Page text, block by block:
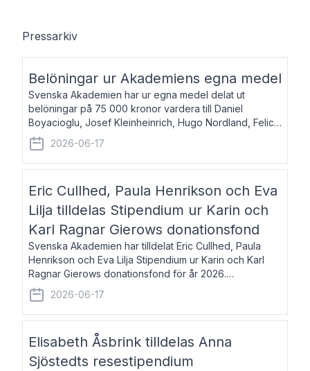
Pressarkiv
Belöningar ur Akademiens egna medel
Svenska Akademien har ur egna medel delat ut
belöningar på 75 000 kronor vardera till Daniel
Boyacioglu, Josef Kleinheinrich, Hugo Nordland, Felicia
Stenroth och Svante Strandberg. Daniel Boyacioglu,
född 1981, är poet och scenartist. Josef
2026-06-17
Eric Cullhed, Paula Henrikson och Eva
Lilja tilldelas Stipendium ur Karin och
Karl Ragnar Gierows donationsfond
Svenska Akademien har tilldelat Eric Cullhed, Paula
Henrikson och Eva Lilja Stipendium ur Karin och Karl
Ragnar Gierows donationsfond för år 2026.
Stipendiebeloppet är på 70 000 kronor vardera. Eric
Cullhed, född 1985, är professor i grekis
2026-06-17
Elisabeth Åsbrink tilldelas Anna
Sjöstedts resestipendium